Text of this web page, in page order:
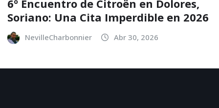
6º Encuentro de Citroën en Dolores,
Soriano: Una Cita Imperdible en 2026
NevilleCharbonnier Abr 30, 2026